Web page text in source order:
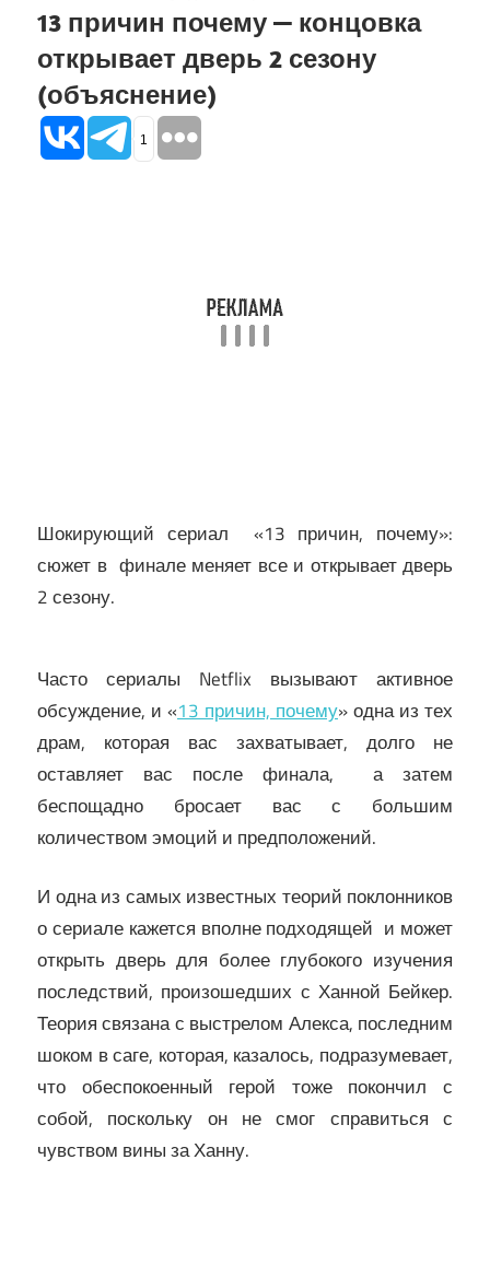
13 причин почему — концовка
открывает дверь 2 сезону
(объяснение)
1
Шокирующий сериал «13 причин, почему»:
сюжет в финале меняет все и открывает дверь
2 сезону.
Часто сериалы Netflix вызывают активное
обсуждение, и «13 причин, почему» одна из тех
драм, которая вас захватывает, долго не
оставляет вас после финала, а затем
беспощадно бросает вас с большим
количеством эмоций и предположений.
И одна из самых известных теорий поклонников
о сериале кажется вполне подходящей и может
открыть дверь для более глубокого изучения
последствий, произошедших с Ханной Бейкер.
Теория связана с выстрелом Алекса, последним
шоком в саге, которая, казалось, подразумевает,
что обеспокоенный герой тоже покончил с
собой, поскольку он не смог справиться с
чувством вины за Ханну.